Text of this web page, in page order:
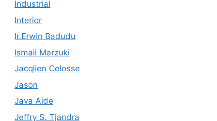
Industrial
Interior
Ir.Erwin Badudu
Ismail Marzuki
Jacqlien Celosse
Jason
Java Aide
Jeffry S. Tjandra